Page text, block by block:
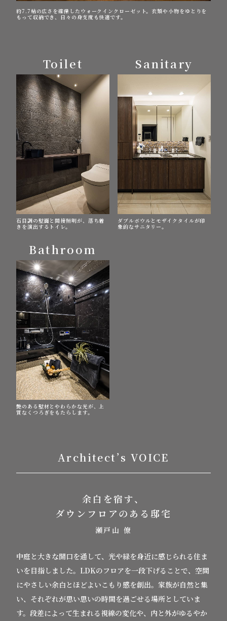
約7.7帖の広さを確保したウォークインクローゼット。衣類や小物をゆとりを
もって収納でき、日々の身支度も快適です。
Toilet
石目調の壁面と間接照明が、落ち着
きを演出するトイレ。
Sanitary
ダブルボウルとモザイクタイルが印
象的なサニタリー。
Bathroom
艶のある壁材とやわらかな光が、上
質なくつろぎをもたらします。
Architect’s VOICE
余白を宿す、
ダウンフロアのある邸宅
瀬戸山 僚
中庭と大きな開口を通して、光や緑を身近に感じられる住ま
いを目指しました。 LDKのフロアを一段下げることで、 空間
にやさしい余白とほどよいこもり感を創出。 家族が自然と集
い、それぞれが思い思いの時間を過ごせる場所としていま
す。 段差によって生まれる視線の変化や、 内と外がゆるやか